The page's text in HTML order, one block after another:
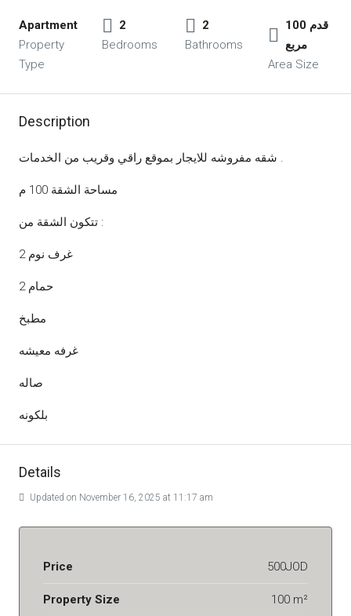
Apartment
Property
Type
2
Bedrooms
2
Bathrooms
100 قدم
مربع
Area Size
Description
شقه مفروشه للايجار بموقع راقي وقريب من الخدمات .
مساحة الشقة 100 م
تتكون الشقة من :
2 غرف نوم
2 حمام
مطبخ
غرفه معيشه
صاله
بلكونه
Details
Updated on November 16, 2025 at 11:17 am
Price 500JOD
Property Size 100 m²